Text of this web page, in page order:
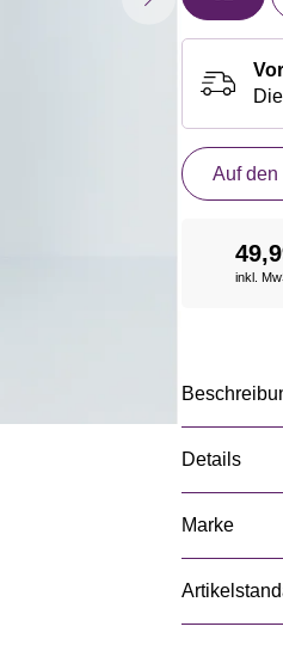
Auf den
inkl.
Details
Marke